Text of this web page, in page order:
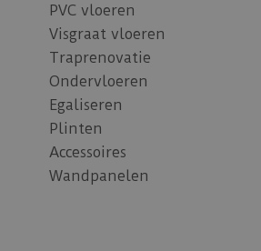
PVC vloeren
Visgraat vloeren
Traprenovatie
Ondervloeren
Egaliseren
Plinten
Accessoires
Wandpanelen